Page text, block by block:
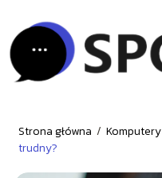
Strona główna / Komputery
trudny?